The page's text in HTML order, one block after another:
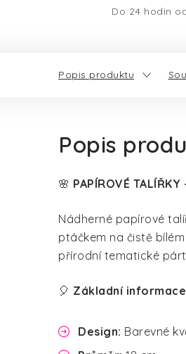
Do 24 hodin
Popis produktu
Popis
🌸 PAPÍROVÉ
Nádherné papírové
ptáčkem na čistě
přírodní tematické
🎈 Základní
Design: Barevné